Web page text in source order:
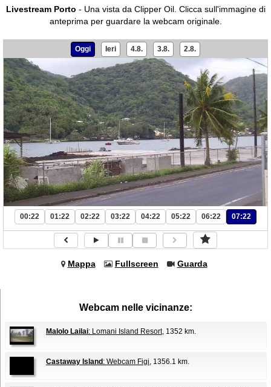
Livestream Porto - Una vista da Clipper Oil. Clicca sull'immagine di
anteprima per guardare la webcam originale.
Oggi Ieri 4.8. 3.8. 2.8.
00:22 01:22 02:22 03:22 04:22 05:22 06:22 07:22
Mappa Fullscreen Guarda
Webcam nelle vicinanze:
Malolo Lailai: Lomani Island Resort, 1352 km.
Castaway Island : Webcam Figi, 1356.1 km.